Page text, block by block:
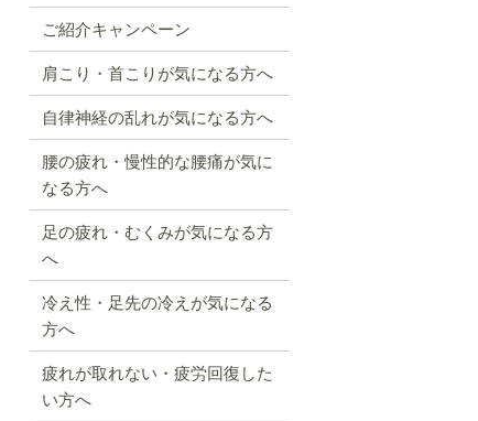
ご紹介キャンペーン
肩こり・首こりが気になる方へ
自律神経の乱れが気になる方へ
腰の疲れ・慢性的な腰痛が気に
なる方へ
足の疲れ・むくみが気になる方
へ
冷え性・足先の冷えが気になる
方へ
疲れが取れない・疲労回復した
い方へ